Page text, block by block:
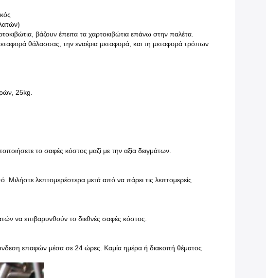
βάζουν έπειτα τα χαρτοκιβώτια επάνω στην παλέτα.
θάλασσας, την εναέρια μεταφορά, και τη μεταφορά τρόπων
25kg.
το σαφές κόστος μαζί με την αξία δειγμάτων.
λεπτομερέστερα μετά από να πάρει τις λεπτομερείς
να επιβαρυνθούν το διεθνές σαφές κόστος.
επαφών μέσα σε 24 ώρες. Καμία ημέρα ή διακοπή θέματος